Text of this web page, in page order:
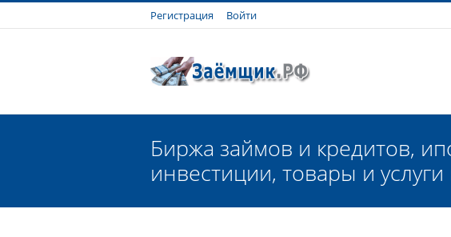
Регистрация Войти
Биржа займов и кредитов,
инвестиции, товары и услуги